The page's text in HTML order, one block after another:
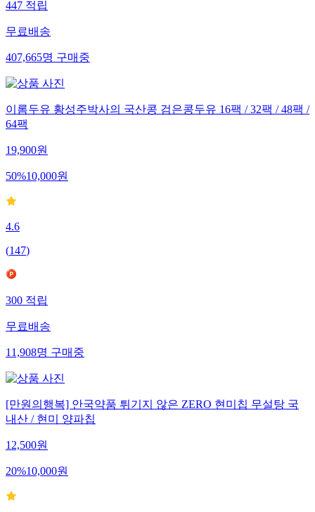
447적립
무료배송
407,665명구매중
이롬두유 황성주박사의 국산콩 검은콩두유 16팩 / 32팩 / 48팩 /
64팩
19,900원
50%10,000원
4.6
(147)
300적립
무료배송
11,908명구매중
[만원의행복] 안국약품 튀기지 않은 ZERO 현미칩 무설탕 국
내산 / 현미 양파칩
12,500원
20%10,000원